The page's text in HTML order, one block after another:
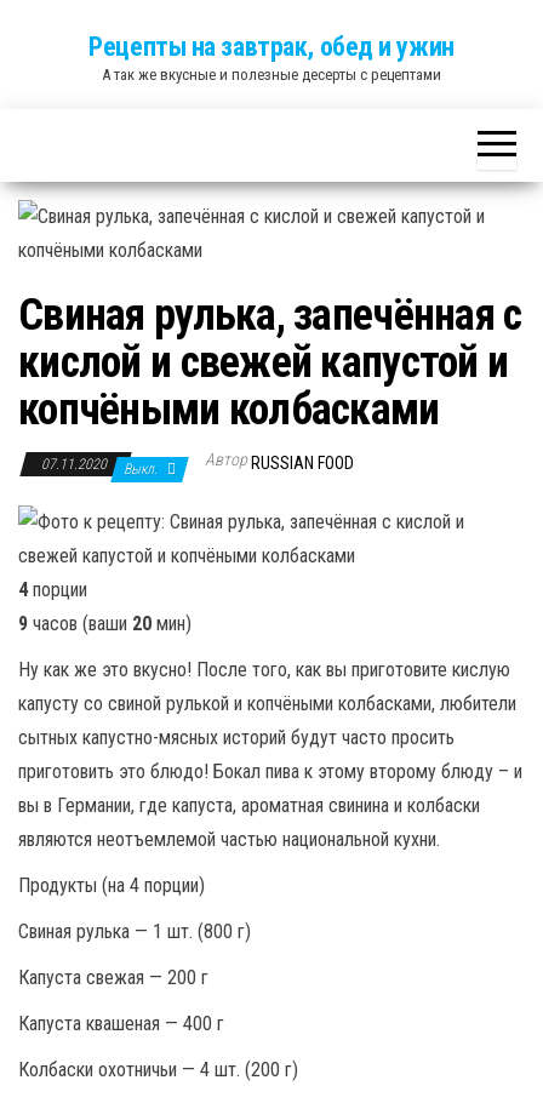
Рецепты на завтрак, обед и ужин
А так же вкусные и полезные десерты с рецептами
Свиная рулька, запечённая с
кислой и свежей капустой и
копчёными колбасками
07.11.2020 Выкл. Автор RUSSIAN FOOD
4порции
9 часов (ваши 20 мин)
Ну как же это вкусно! После того, как вы приготовите кислую
капусту со свиной рулькой и копчёными колбасками, любители
сытных капустно-мясных историй будут часто просить
приготовить это блюдо! Бокал пива к этому второму блюду – и
вы в Германии, где капуста, ароматная свинина и колбаски
являются неотъемлемой частью национальной кухни.
Продукты (на 4 порции)
Свиная рулька — 1 шт. (800 г)
Капуста свежая — 200 г
Капуста квашеная — 400 г
Колбаски охотничьи — 4 шт. (200 г)